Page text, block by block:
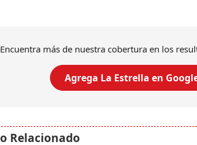
Encuentra más de nuestra cobertura en los
Agrega La Estrella en
Un
7,1